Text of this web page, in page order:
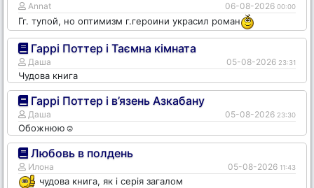
Annat 06-08-2026 00:00
Гг. тупой, но оптимизм г.героини украсил роман
Гаррі Поттер і Таємна кімната
Даша 05-08-2026 23:31
Чудова книга
Гаррі Поттер і в’язень Азкабану
Даша 05-08-2026 23:30
Обожнюю☺️
Любовь в полдень
Илона 05-08-2026 11:43
чудова книга, як і серія загалом